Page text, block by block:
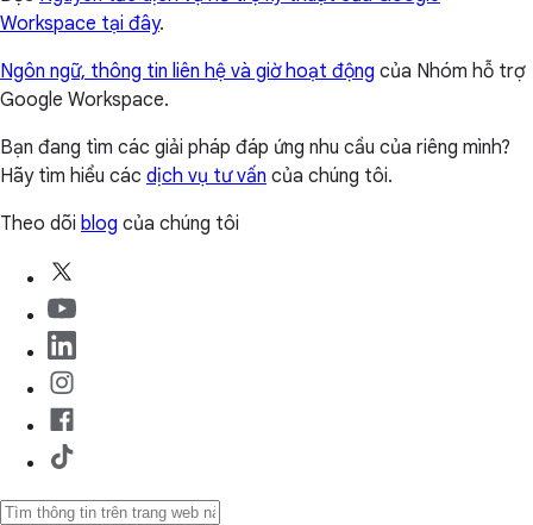
Workspace tại đây.
Ngôn ngữ, thông tin liên hệ và giờ hoạt động của Nhóm hỗ trợ
Google Workspace.
Bạn đang tìm các giải pháp đáp ứng nhu cầu của riêng mình?
Hãy tìm hiểu các dịch vụ tư vấn của chúng tôi.
Theo dõi blog của chúng tôi